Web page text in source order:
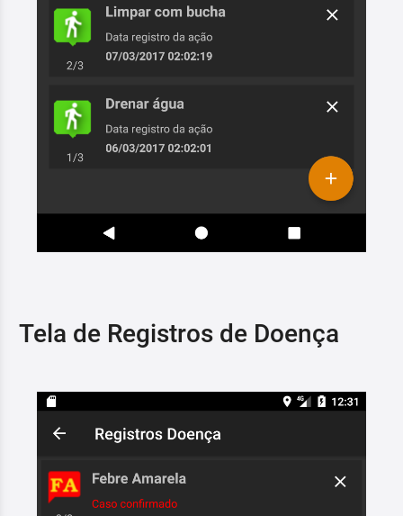
Tela de Registros de Doença